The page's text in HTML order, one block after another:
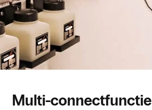
Multi-connectfunctie